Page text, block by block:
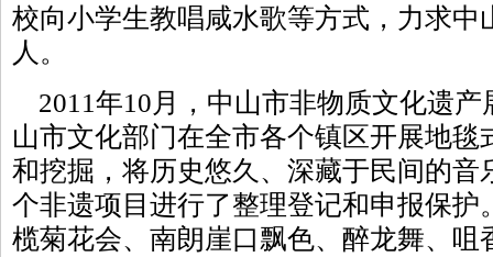
校向小学生教唱咸水歌等方式，力求中
人。
2011年10月，中山市非物质文化遗产
山市文化部门在全市各个镇区开展地
和挖掘，将历史悠久、深藏于民间的音
个非遗项目进行了整理登记和申报保护
榄菊花会、南朗崖口飘色、醉龙舞、咀